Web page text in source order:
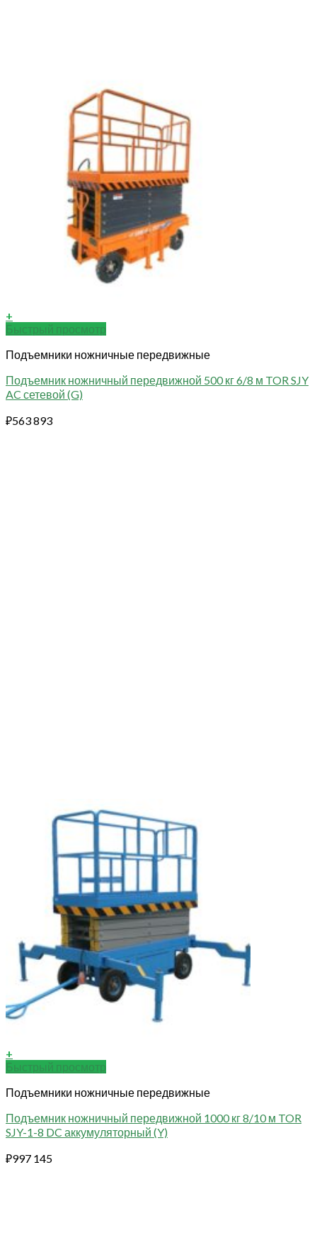
+
Быстрый просмотр
Подъемники ножничные передвижные
Подъемник ножничный передвижной 500 кг 6/8 м TOR SJY
AC сетевой (G)
₽563 893
+
Быстрый просмотр
Подъемники ножничные передвижные
Подъемник ножничный передвижной 1000 кг 8/10 м TOR
SJY-1-8 DC аккумуляторный (Y)
₽997 145